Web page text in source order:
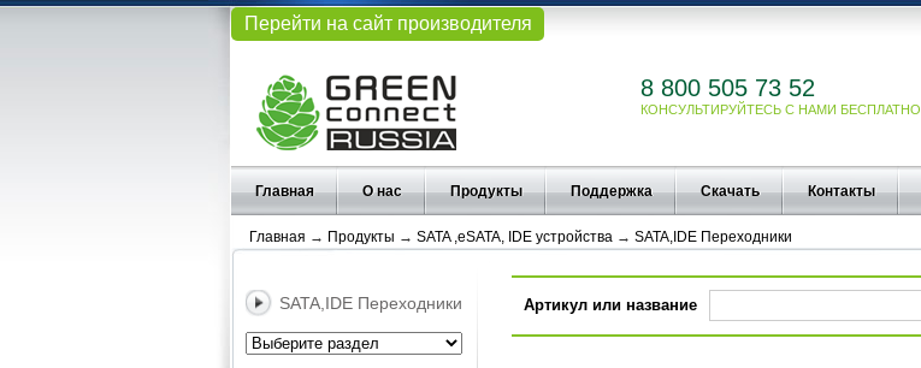
Перейти на сайт производителя
8 800 505 73 52
КОНСУЛЬТИРУЙТЕСЬ С НАМИ БЕСПЛАТНО
Главная О нас Продукты Поддержка Скачать Контакты
Главная → Продукты → SATA ,eSATA, IDE устройства → SATA,IDE Переходники
SATA,IDE Переходники Артикул или название